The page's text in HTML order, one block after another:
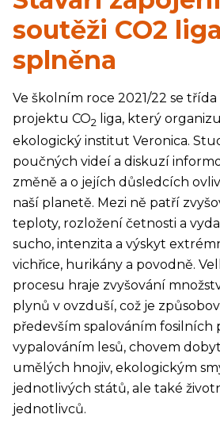
soutěži CO2
splněna
Ve školním roce 2021/22 se třída
projektu CO2
liga, který
ekologický institut Veronica.
poučných videí a diskuzí
změně a o jejích důsledcích
naší planetě. Mezi ně patří
teploty, rozložení četnosti a
sucho, intenzita a výskyt
vichřice, hurikány a povodně.
procesu hraje zvyšování
plynů v ovzduší, což je
především spalováním fosilních
vypalováním lesů, chovem
umělých hnojiv, ekologickým
jednotlivých států, ale také
jednotlivců.